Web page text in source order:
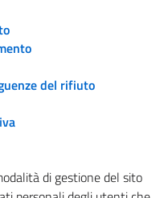
del rifiuto
di gestione del sito